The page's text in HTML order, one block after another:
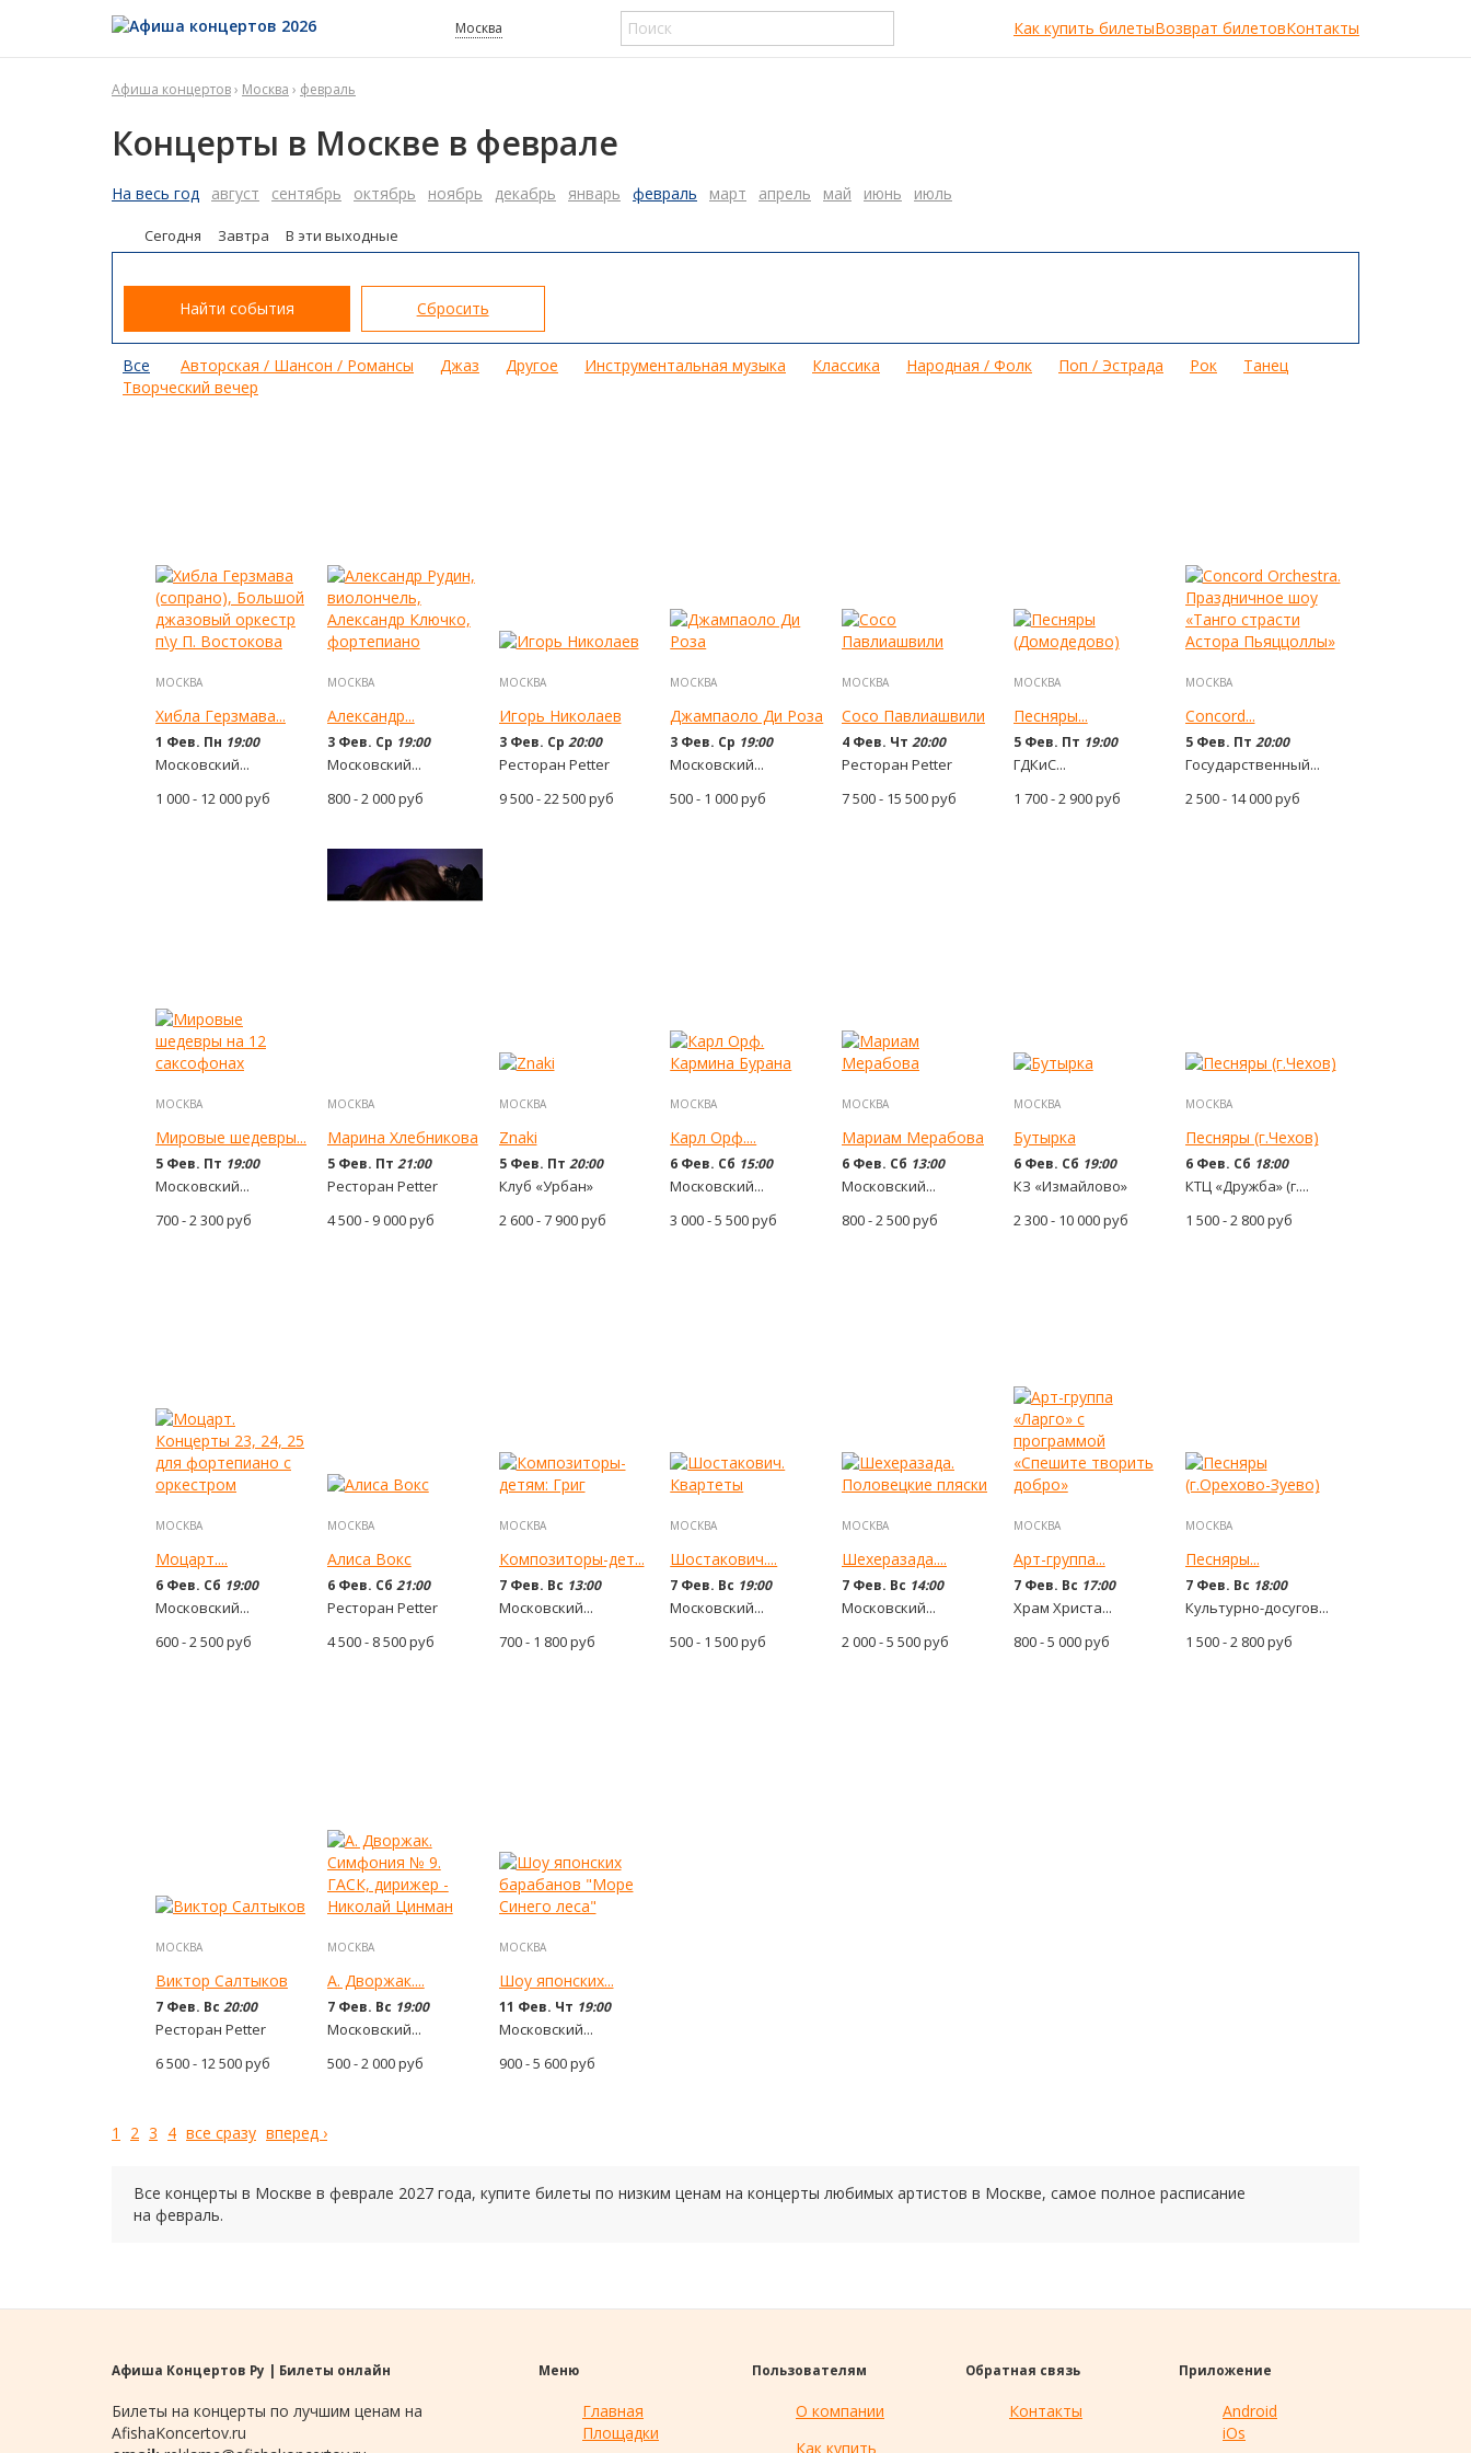
Москва Как купить билетыВозврат билетовКонтакты
Афиша концертов› Москва › февраль
Концерты в Москве в феврале
На весь год август сентябрь октябрь ноябрь декабрь январь февраль март апрель май июнь июль
Сегодня Завтра В эти выходные
Найти события Сбросить
Все Авторская / Шансон / Романсы Джаз Другое Инструментальная музыка Классика Народная / Фолк Поп / Эстрада Рок
Танец
Творческий вечер
МОСКВА
Хибла Герзмава...
1 Фев. Пн 19:00
Московский...
1 000 - 12 000руб
МОСКВА
Александр...
3 Фев. Ср 19:00
Московский...
800 - 2 000руб
МОСКВА
Игорь Николаев
3 Фев. Ср 20:00
Ресторан Petter
9 500 - 22 500руб
МОСКВА
Джампаоло Ди Роза
3 Фев. Ср 19:00
Московский...
500 - 1 000руб
МОСКВА
Сосо Павлиашвили
4 Фев. Чт 20:00
Ресторан Petter
7 500 - 15 500руб
МОСКВА
Песняры...
5 Фев. Пт 19:00
ГДКиС...
1 700 - 2 900руб
МОСКВА
Concord...
5 Фев. Пт 20:00
Государственный...
2 500 - 14 000руб
МОСКВА
Мировые шедевры...
5 Фев. Пт 19:00
Московский...
700 - 2 300руб
МОСКВА
Марина Хлебникова
5 Фев. Пт 21:00
Ресторан Petter
4 500 - 9 000руб
МОСКВА
Znaki
5 Фев. Пт 20:00
Клуб «Урбан»
2 600 - 7 900руб
МОСКВА
Карл Орф....
6 Фев. Сб 15:00
Московский...
3 000 - 5 500руб
МОСКВА
Мариам Мерабова
6 Фев. Сб 13:00
Московский...
800 - 2 500руб
МОСКВА
Бутырка
6 Фев. Сб 19:00
КЗ «Измайлово»
2 300 - 10 000руб
МОСКВА
Песняры (г.Чехов)
6 Фев. Сб 18:00
КТЦ «Дружба» (г....
1 500 - 2 800руб
МОСКВА
Моцарт....
6 Фев. Сб 19:00
Московский...
600 - 2 500руб
МОСКВА
Алиса Вокс
6 Фев. Сб 21:00
Ресторан Petter
4 500 - 8 500руб
МОСКВА
Композиторы-дет...
7 Фев. Вс 13:00
Московский...
700 - 1 800руб
МОСКВА
Шостакович....
7 Фев. Вс 19:00
Московский...
500 - 1 500руб
МОСКВА
Шехеразада....
7 Фев. Вс 14:00
Московский...
2 000 - 5 500руб
МОСКВА
Арт-группа...
7 Фев. Вс 17:00
Храм Христа...
800 - 5 000руб
МОСКВА
Песняры...
7 Фев. Вс 18:00
Культурно-досугов...
1 500 - 2 800руб
МОСКВА
Виктор Салтыков
7 Фев. Вс 20:00
Ресторан Petter
6 500 - 12 500руб
МОСКВА
А. Дворжак....
7 Фев. Вс 19:00
Московский...
500 - 2 000руб
МОСКВА
Шоу японских...
11 Фев. Чт 19:00
Московский...
900 - 5 600руб
1 2 3 4 все сразу вперед ›
Все концерты в Москве в феврале 2027 года, купите билеты по низким ценам на концерты любимых артистов в Москве, самое полное расписание
на февраль.
Афиша Концертов Ру | Билеты онлайн
Билеты на концерты по лучшим ценам на
AfishaKoncertov.ru
Меню
Главная
Площадки
Пользователям
О компании
Как купить
Обратная связь
Контакты
Приложение
Android
iOs